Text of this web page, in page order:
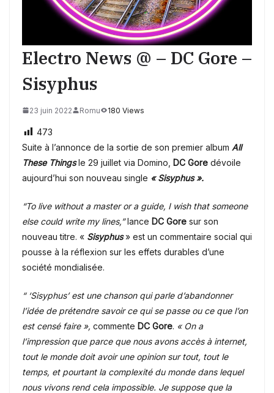
Electro News @ – DC Gore –
Sisyphus
23 juin 2022 Romu 180 Views
473
Suite à l’annonce de la sortie de son premier album All
These Thingsle 29 juillet via Domino, DC Gore dévoile
aujourd’hui son nouveau single « Sisyphus ».
“To live without a master or a guide, I wish that someone
else could write my lines,”lance DC Gore sur son
nouveau titre. « Sisyphus» est un commentaire social qui
pousse à la réflexion sur les effets durables d’une
société mondialisée.
“ ‘Sisyphus’ est une chanson qui parle d’abandonner
l’idée de prétendre savoir ce qui se passe ou ce que l’on
est censé faire », commente DC Gore. « On a
l’impression que parce que nous avons accès à internet,
tout le monde doit avoir une opinion sur tout, tout le
temps, et pourtant la complexité du monde dans lequel
nous vivons rend cela impossible. Je suppose que la